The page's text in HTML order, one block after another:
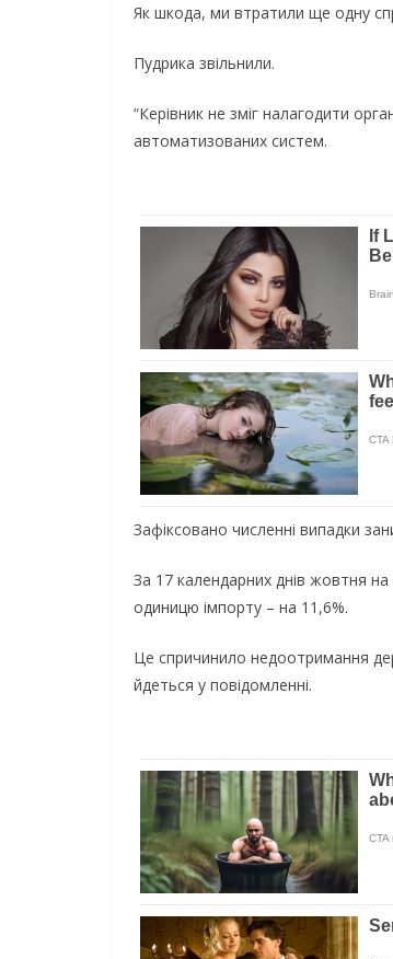
Як шкода, ми втратили ще одну
Пудрика звільнили.
“Керівник не зміг налагодити
автоматизованих систем.
Зафіксовано численні випадки
За 17 календарних днів жовтня
одиницю імпорту – на 11,6%.
Це спричинило недоотримання
йдеться у повідомленні.